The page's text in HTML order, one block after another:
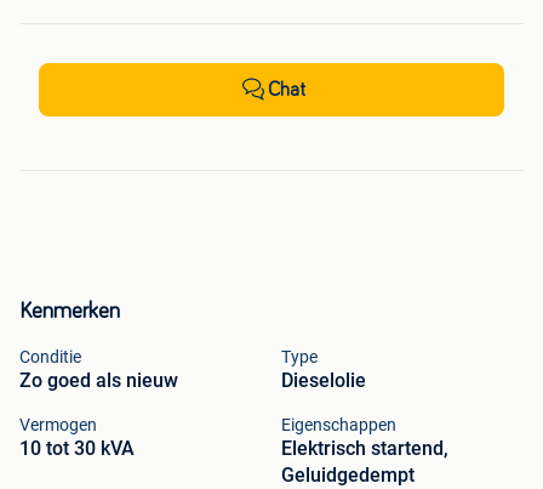
Kenmerken
Conditie
Zo goed als nieuw
Type
Dieselolie
Vermogen
10 tot 30 kVA
Eigenschappen
Elektrisch startend,
Geluidgedempt
Chat